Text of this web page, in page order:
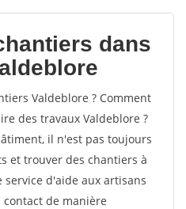
dans
Valdeblore ? Comment
des travaux Valdeblore ?
il n'est pas toujours
et trouver des chantiers à
d'aide aux artisans
de manière